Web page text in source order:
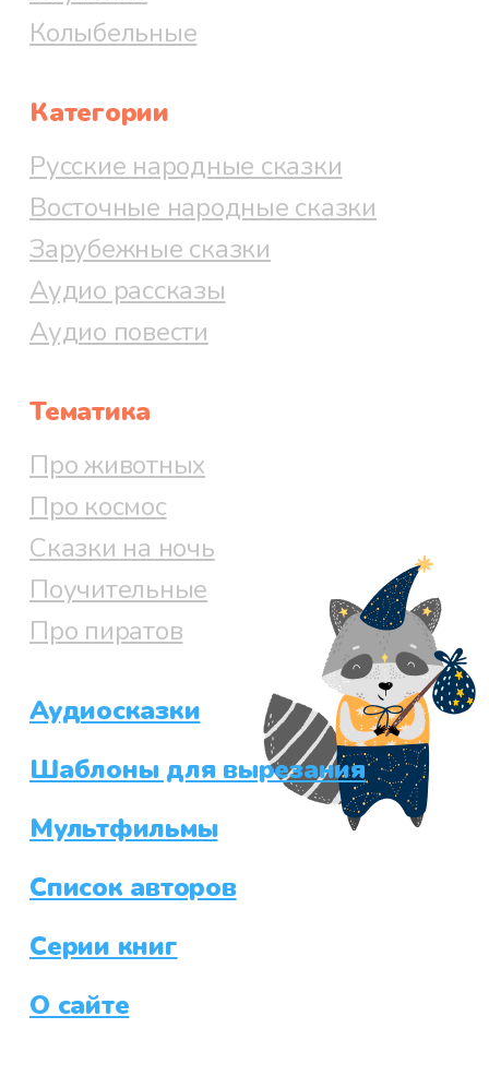
Колыбельные
Категории
Русские народные сказки
Восточные народные сказки
Зарубежные сказки
Аудио рассказы
Аудио повести
Тематика
Про животных
Про космос
Сказки на ночь
Поучительные
Про пиратов
Аудиосказки
Шаблоны для вырезания
Мультфильмы
Список авторов
Серии книг
О сайте